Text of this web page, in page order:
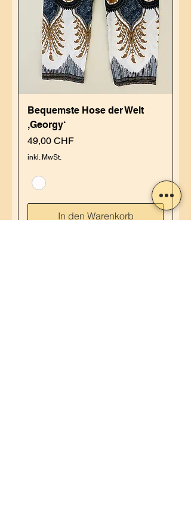
Bequemste Hose der Welt
,Georgy‘
Preis
49,00 CHF
inkl. MwSt.
In den Warenkorb